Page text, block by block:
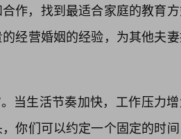
作，找到最适合家庭的教育方
经营婚姻的经验，为其他夫
当生活节奏加快，工作压力增
你们可以约定一个固定的时